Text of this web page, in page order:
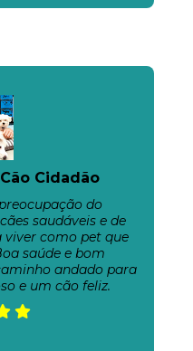
Cidadão
do
saudáveis e de
como pet que
saúde e bom
andado para
e um cão feliz.